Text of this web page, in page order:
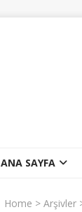
ANA SAYFA
Home > Arşivler